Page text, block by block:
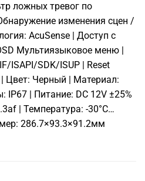
ложных тревог по
изменения сцен /
AcuSense | Доступ с
Мультиязыковое меню |
ISAPI/SDK/ISUP | Reset
| Цвет: Черный | Материал:
IP67 | Питание: DC 12V ±25%
| Температура: -30°C…
286.7×93.3×91.2мм